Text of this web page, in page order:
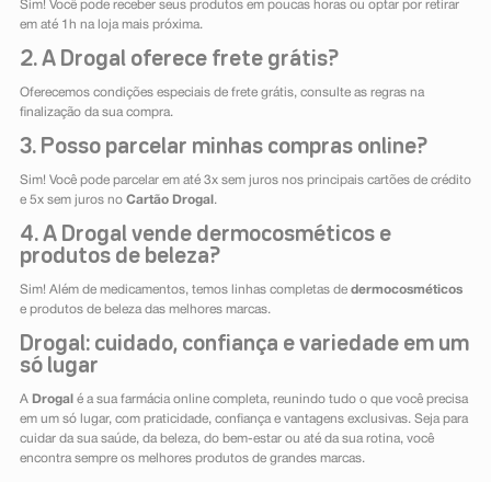
Sim! Você pode receber seus produtos em poucas horas ou optar por retirar
em até 1h na loja mais próxima.
2. A Drogal oferece frete grátis?
Oferecemos condições especiais de frete grátis, consulte as regras na
finalização da sua compra.
3. Posso parcelar minhas compras online?
Sim! Você pode parcelar em até 3x sem juros nos principais cartões de crédito
e 5x sem juros no Cartão Drogal .
4. A Drogal vende dermocosméticos e
produtos de beleza?
Sim! Além de medicamentos, temos linhas completas de dermocosméticos
e produtos de beleza das melhores marcas.
Drogal: cuidado, confiança e variedade em um
só lugar
A Drogal é a sua farmácia online completa, reunindo tudo o que você precisa
em um só lugar, com praticidade, confiança e vantagens exclusivas. Seja para
cuidar da sua saúde, da beleza, do bem-estar ou até da sua rotina, você
encontra sempre os melhores produtos de grandes marcas.